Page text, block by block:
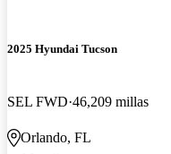
2025 Hyundai Tucson
SEL FWD 46,209 millas
Orlando, FL